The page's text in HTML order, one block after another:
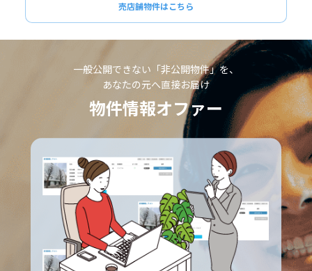
売店舗物件はこちら
一般公開できない「非公開物件」を、
あなたの元へ直接お届け
物件情報オファー